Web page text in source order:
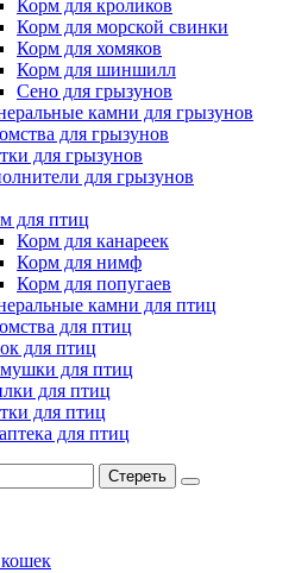
Корм для кроликов
Корм для морской свинки
Корм для хомяков
Корм для шиншилл
Сено для грызунов
камни для грызунов
для грызунов
для грызунов
для грызунов
для птиц
Корм для канареек
Корм для нимф
Корм для попугаев
камни для птиц
для птиц
для птиц
для птиц
для птиц
для птиц
для птиц
Стереть